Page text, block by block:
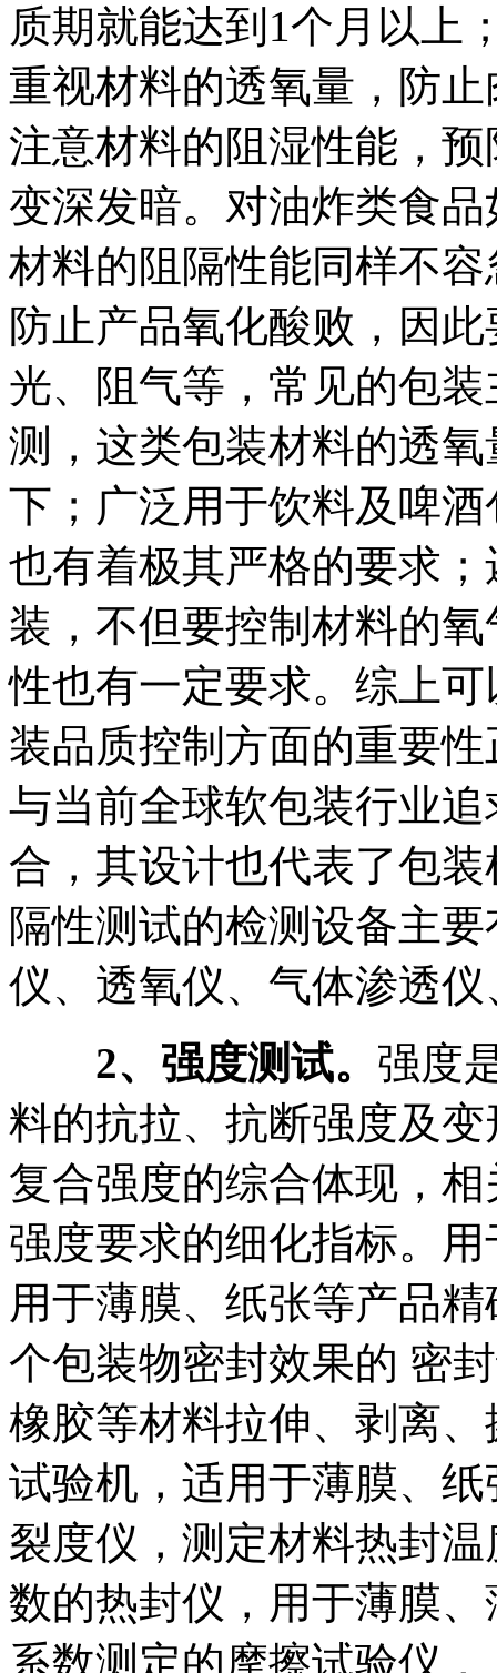
质期就能达到1个月以上
重视材料的透氧量，防
注意材料的阻湿性能，
变深发暗。对油炸类食
材料的阻隔性能同样不
防止产品氧化酸败，因
光、阻气等，常见的包
测，这类包装材料的透
下；广泛用于饮料及啤
也有着极其严格的要求
装，不但要控制材料的
性也有一定要求。综上
装品质控制方面的重要
与当前全球软包装行业
合，其设计也代表了包
隔性测试的检测设备主
仪、透氧仪、气体渗透
2、强度测试。 强度
料的抗拉、抗断强度及
复合强度的综合体现，
强度要求的细化指标。
用于薄膜、纸张等产品
个包装物密封效果的 密
橡胶等材料拉伸、剥离
试验机，适用于薄膜、
裂度仪，测定材料热封
数的热封仪，用于薄膜
系数测定的摩擦试验仪